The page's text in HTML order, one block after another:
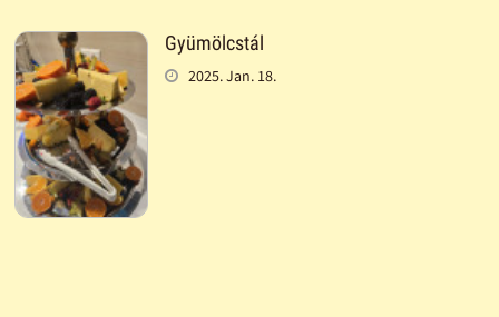
Gyümölcstál
2025. Jan. 18.